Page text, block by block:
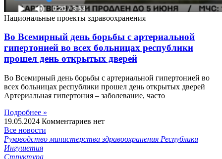
Национальные проекты здравоохранения
Во Всемирный день борьбы с артериальной
гипертонией во всех больницах республики
прошел день открытых дверей
Во Всемирный день борьбы с артериальной гипертонией во
всех больницах республики прошел день открытых дверей
Артериальная гипертония – заболевание, часто
Подробнее »
19.05.2024 Комментариев нет
Все новости
Руководство министерства здравоохранения Республики
Ингушетия
Структура